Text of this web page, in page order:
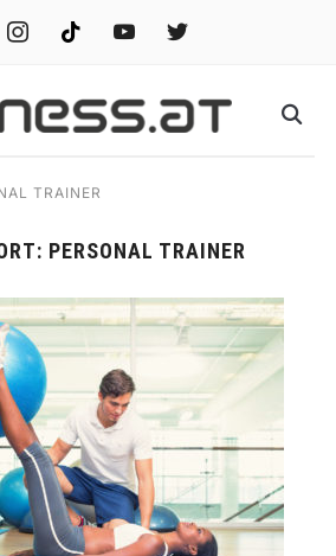
instagramtiktok youtube twitter
TRAINER
PERSONAL TRAINER